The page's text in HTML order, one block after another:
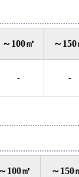
～100㎡ ～150
- -
～100㎡ ～150